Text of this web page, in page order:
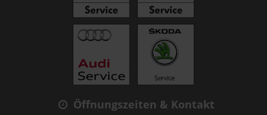
Öffnungszeiten & Kontakt